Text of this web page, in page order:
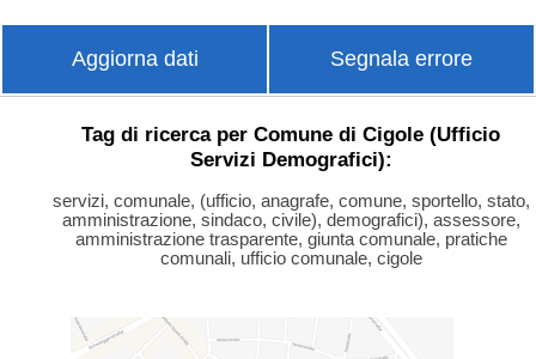
Aggiorna dati Segnala errore
Tag di ricerca per Comune di Cigole (Ufficio
Servizi Demografici):
servizi, comunale, (ufficio, anagrafe, comune, sportello, stato,
amministrazione, sindaco, civile), demografici), assessore,
amministrazione trasparente, giunta comunale, pratiche
comunali, ufficio comunale, cigole